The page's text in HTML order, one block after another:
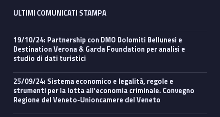
ULTIMI COMUNICATI STAMPA
19/10/24: Partnership con DMO Dolomiti Bellunesi e
Destination Verona & Garda Foundation per analisi e
studio di dati turistici
25/09/24: Sistema economico e legalità, regole e
strumenti per la lotta all’economia criminale. Convegno
Regione del Veneto-Unioncamere del Veneto